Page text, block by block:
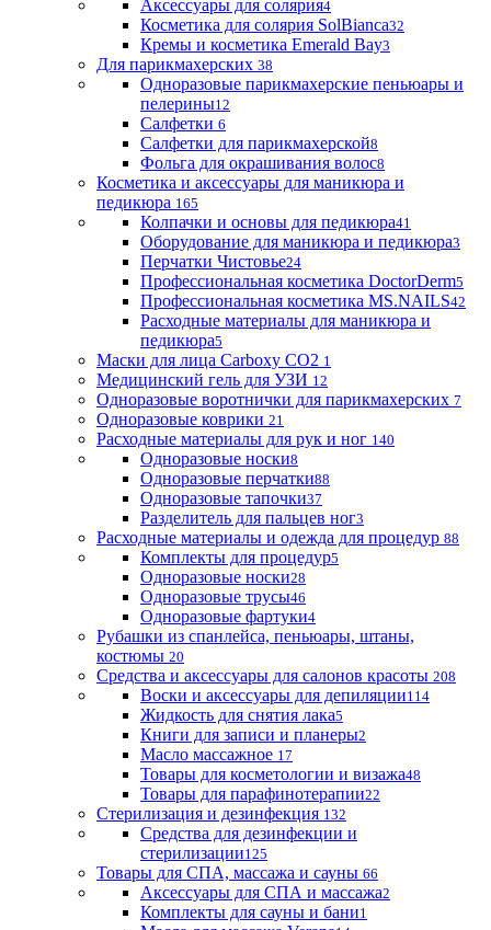
Аксессуары для солярия4
Косметика для солярия SolBianca32
Кремы и косметика Emerald Bay3
Для парикмахерских 38
Одноразовые парикмахерские пеньюары и
пелерины12
Салфетки 6
Салфетки для парикмахерской8
Фольга для окрашивания волос8
Косметика и аксессуары для маникюра и
педикюра 165
Колпачки и основы для педикюра41
Оборудование для маникюра и педикюра3
Перчатки Чистовье24
Профессиональная косметика DoctorDerm5
Профессиональная косметика MS.NAILS42
Расходные материалы для маникюра и
педикюра5
Маски для лица Carboxy CO2 1
Медицинский гель для УЗИ 12
Одноразовые воротнички для парикмахерских 7
Одноразовые коврики 21
Расходные материалы для рук и ног 140
Одноразовые носки8
Одноразовые перчатки88
Одноразовые тапочки37
Разделитель для пальцев ног3
Расходные материалы и одежда для процедур 88
Комплекты для процедур5
Одноразовые носки28
Одноразовые трусы46
Одноразовые фартуки4
Рубашки из спанлейса, пеньюары, штаны,
костюмы 20
Средства и аксессуары для салонов красоты 208
Воски и аксессуары для депиляции114
Жидкость для снятия лака5
Книги для записи и планеры2
Масло массажное 17
Товары для косметологии и визажа48
Товары для парафинотерапии22
Стерилизация и дезинфекция 132
Средства для дезинфекции и
стерилизации125
Товары для СПА, массажа и сауны 66
Аксессуары для СПА и массажа2
Комплекты для сауны и бани1